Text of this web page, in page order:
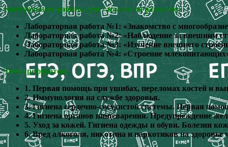
Контрольные работы для 7 класса по разделам:
Лабораторная работа №1: «Знакомство с
Лабораторная работа №2: «Наблюдение за внешним
Лабораторная работа №3: «Изучение внешнего
Лабораторная работа №4: «Строение
Темы рефератов:
1. Первая помощь при ушибах, переломах костей и
2. Иммунология на службе здоровья.
3. Гигиена сердечно-сосудистой системы. Первая
4. Гигиена органов пищеварения. Предупреждение
5. Уход за кожей. Гигиена одежды и обуви. Болезни
6. Вред алкоголя, никотина и наркотиков на здоровье